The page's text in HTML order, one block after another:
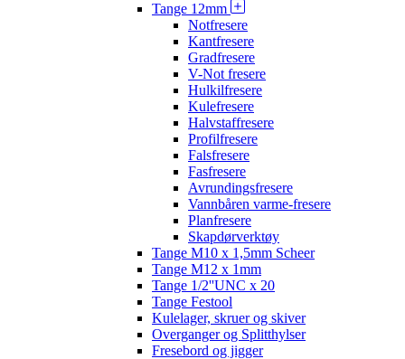
Tange 12mm
Notfresere
Kantfresere
Gradfresere
V-Not fresere
Hulkilfresere
Kulefresere
Halvstaffresere
Profilfresere
Falsfresere
Fasfresere
Avrundingsfresere
Vannbåren varme-fresere
Planfresere
Skapdørverktøy
Tange M10 x 1,5mm Scheer
Tange M12 x 1mm
Tange 1/2''UNC x 20
Tange Festool
Kulelager, skruer og skiver
Overganger og Splitthylser
Fresebord og jigger